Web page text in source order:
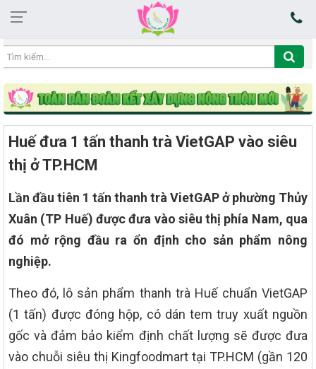
05:52:53 07/08/2026
Huế đưa 1 tấn thanh trà VietGAP vào siêu
thị ở TP.HCM
Lần đầu tiên 1 tấn thanh trà VietGAP ở phường Thủy
Xuân (TP Huế) được đưa vào siêu thị phía Nam, qua
đó mở rộng đầu ra ổn định cho sản phẩm nông
nghiệp.
Theo đó, lô sản phẩm thanh trà Huế chuẩn VietGAP
(1 tấn) được đóng hộp, có dán tem truy xuất nguồn
gốc và đảm bảo kiểm định chất lượng sẽ được đưa
vào chuỗi siêu thị Kingfoodmart tại TP.HCM (gần 120